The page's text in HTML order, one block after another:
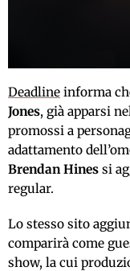
Deadline informa
Jones, già apparsi
promossi a
adattamento
Brendan Hines si
regular.
Lo stesso sito
comparirà come
show, la cui